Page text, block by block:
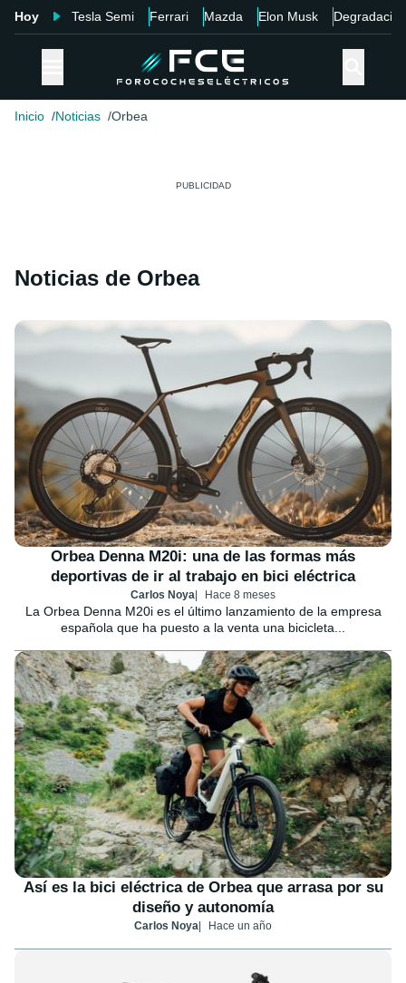
Hoy Tesla Semi Ferrari Mazda Elon Musk Degradación
Inicio Noticias Orbea
Noticias de Orbea
Orbea Denna M20i: una de las formas más
deportivas de ir al trabajo en bici eléctrica
Carlos Noya Hace 8 meses
La Orbea Denna M20i es el último lanzamiento de la empresa
española que ha puesto a la venta una bicicleta...
Así es la bici eléctrica de Orbea que arrasa por su
diseño y autonomía
Carlos Noya Hace un año